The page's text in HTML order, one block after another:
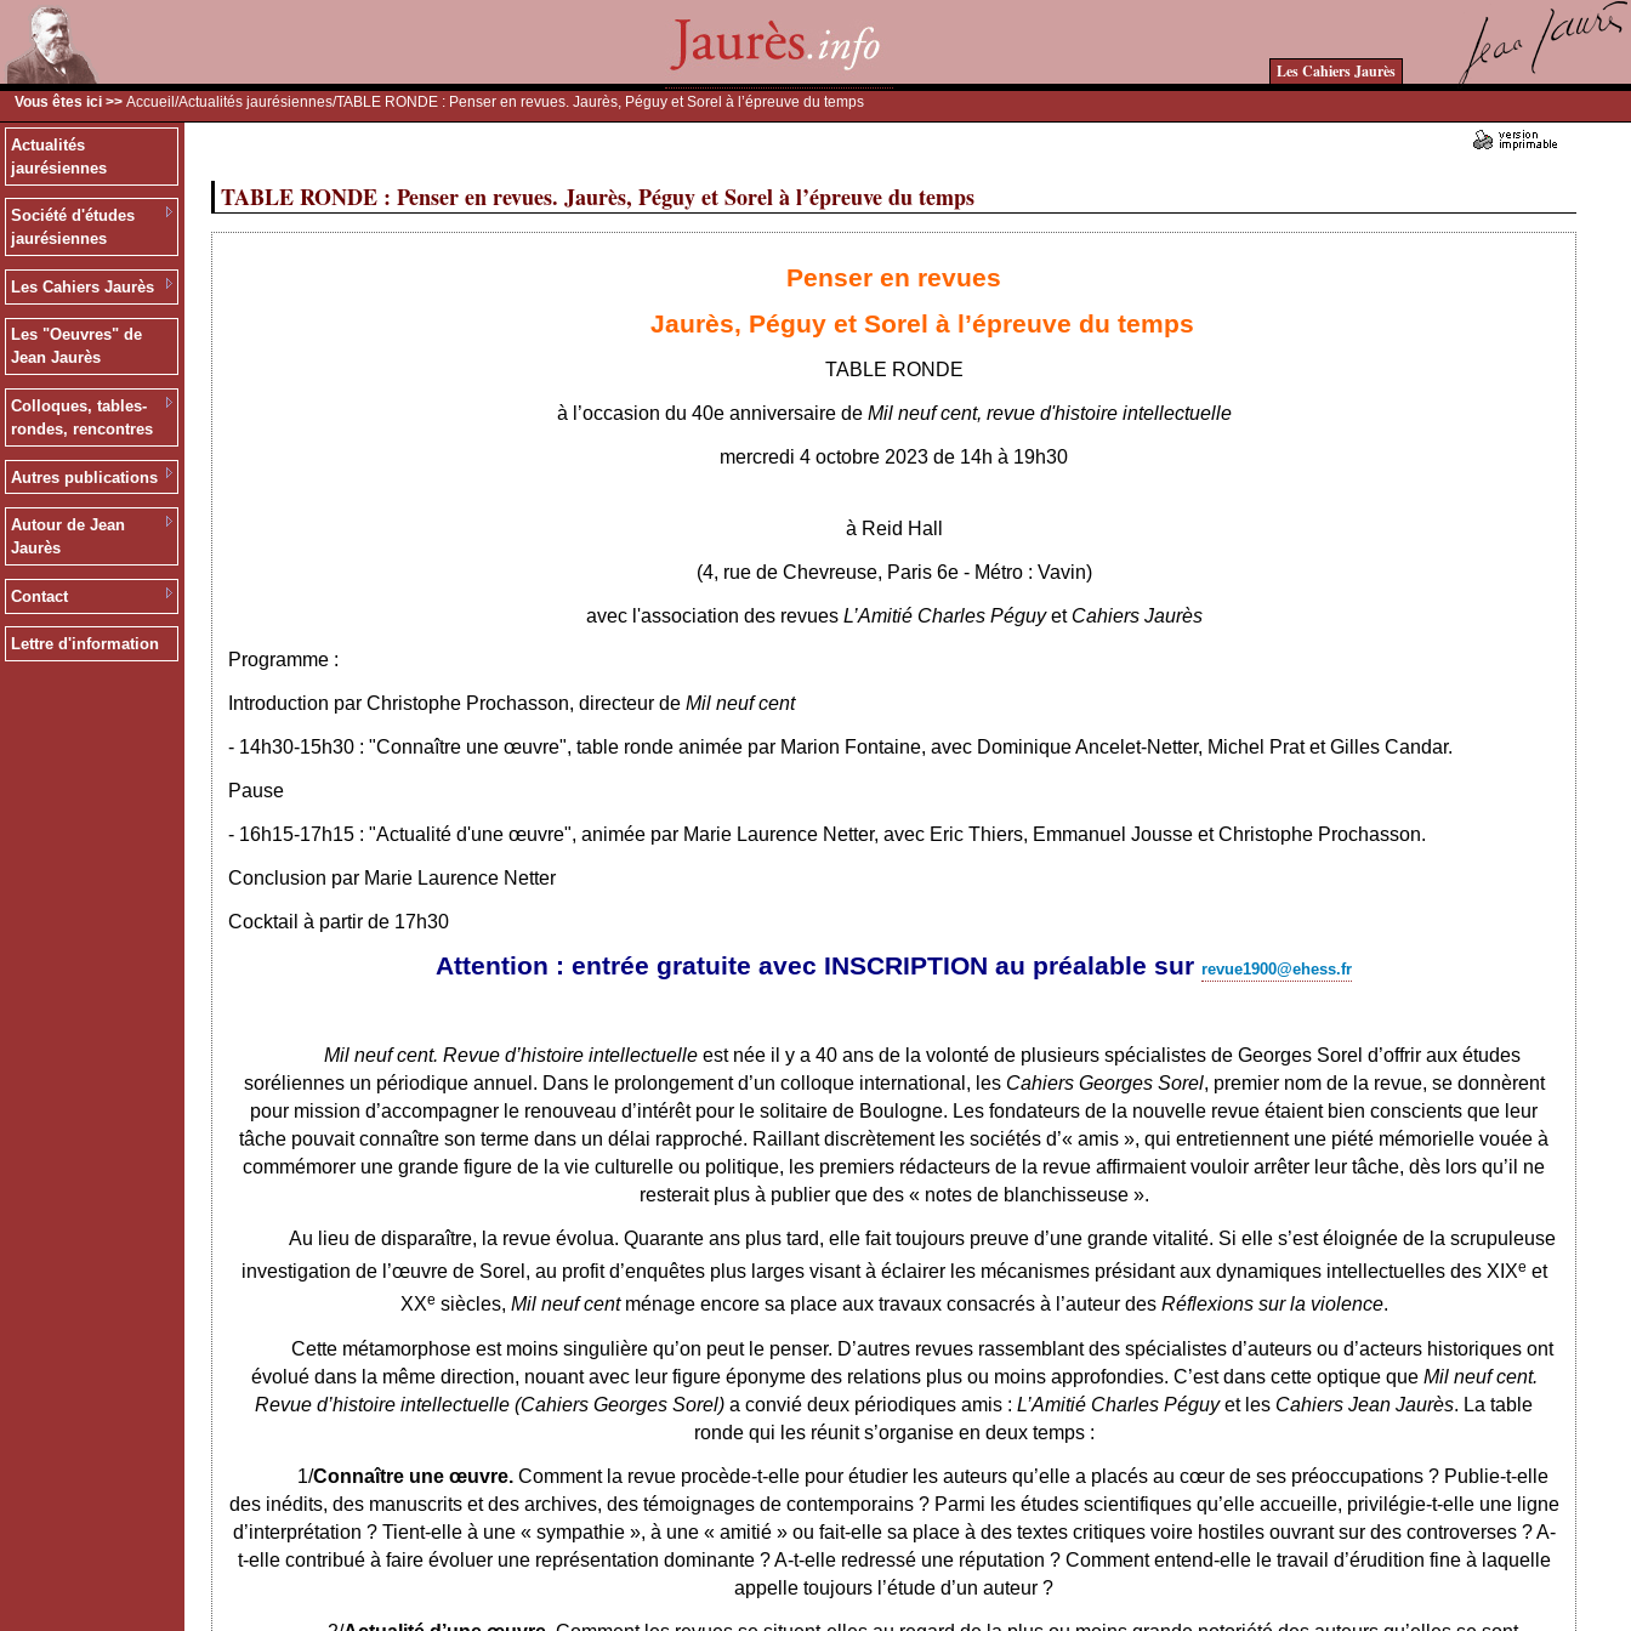
Les Cahiers Jaurès
Vous êtes ici >> Accueil /Actualités jaurésiennes/TABLE RONDE : Penser en revues. Jaurès, Péguy et Sorel à l’épreuve du temps
Actualités
jaurésiennes
Société d'études
jaurésiennes
Les Cahiers Jaurès
Les "Oeuvres" de
Jean Jaurès
Colloques, tables-
rondes, rencontres
Autres publications
Autour de Jean
Jaurès
Contact
Lettre d'information
TABLE RONDE : Penser en revues. Jaurès, Péguy et Sorel à l’épreuve du temps
Penser en revues
Jaurès, Péguy et Sorel à l’épreuve du temps
TABLE RONDE
à l’occasion du 40e anniversaire de Mil neuf cent, revue d'histoire intellectuelle
mercredi 4 octobre 2023 de 14h à 19h30
à Reid Hall
(4, rue de Chevreuse, Paris 6e - Métro : Vavin)
avec l'association des revues L’Amitié Charles Péguyet Cahiers Jaurès
Programme :
Introduction par Christophe Prochasson, directeur de Mil neuf cent
- 14h30-15h30 : "Connaître une œuvre", table ronde animée par Marion Fontaine, avec Dominique Ancelet-Netter, Michel Prat et Gilles Candar.
Pause
- 16h15-17h15 : "Actualité d'une œuvre", animée par Marie Laurence Netter, avec Eric Thiers, Emmanuel Jousse et Christophe Prochasson.
Conclusion par Marie Laurence Netter
Cocktail à partir de 17h30
Attention : entrée gratuite avec INSCRIPTION au préalable surrevue1900@ehess.fr
Mil neuf cent. Revue d’histoire intellectuelle est née il y a 40 ans de la volonté de plusieurs spécialistes de Georges Sorel d’offrir aux études
soréliennes un périodique annuel. Dans le prolongement d’un colloque international, les Cahiers Georges Sorel, premier nom de la revue, se donnèrent
pour mission d’accompagner le renouveau d’intérêt pour le solitaire de Boulogne. Les fondateurs de la nouvelle revue étaient bien conscients que leur
tâche pouvait connaître son terme dans un délai rapproché. Raillant discrètement les sociétés d’« amis », qui entretiennent une piété mémorielle vouée à
commémorer une grande figure de la vie culturelle ou politique, les premiers rédacteurs de la revue affirmaient vouloir arrêter leur tâche, dès lors qu’il ne
resterait plus à publier que des « notes de blanchisseuse ».
Au lieu de disparaître, la revue évolua. Quarante ans plus tard, elle fait toujours preuve d’une grande vitalité. Si elle s’est éloignée de la scrupuleuse
investigation de l’œuvre de Sorel, au profit d’enquêtes plus larges visant à éclairer les mécanismes présidant aux dynamiques intellectuelles des XIXe et
XXe siècles, Mil neuf centménage encore sa place aux travaux consacrés à l’auteur des Réflexions sur la violence.
Cette métamorphose est moins singulière qu’on peut le penser. D’autres revues rassemblant des spécialistes d’auteurs ou d’acteurs historiques ont
évolué dans la même direction, nouant avec leur figure éponyme des relations plus ou moins approfondies. C’est dans cette optique que Mil neuf cent.
Revue d’histoire intellectuelle (Cahiers Georges Sorel) a convié deux périodiques amis :L’Amitié Charles Péguyet les Cahiers Jean Jaurès. La table
ronde qui les réunit s’organise en deux temps :
1/Connaître une œuvre.Comment la revue procède-t-elle pour étudier les auteurs qu’elle a placés au cœur de ses préoccupations ? Publie-t-elle
des inédits, des manuscrits et des archives, des témoignages de contemporains ? Parmi les études scientifiques qu’elle accueille, privilégie-t-elle une ligne
d’interprétation ? Tient-elle à une « sympathie », à une « amitié » ou fait-elle sa place à des textes critiques voire hostiles ouvrant sur des controverses ? A-
t-elle contribué à faire évoluer une représentation dominante ? A-t-elle redressé une réputation ? Comment entend-elle le travail d’érudition fine à laquelle
appelle toujours l’étude d’un auteur ?